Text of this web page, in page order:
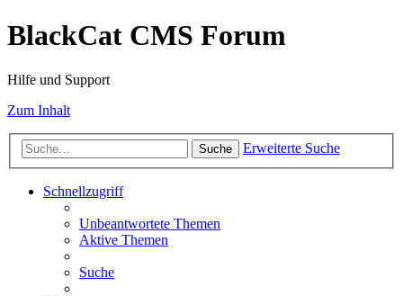
BlackCat CMS Forum
Hilfe und Support
Zum Inhalt
Suche Erweiterte Suche
Schnellzugriff
Unbeantwortete Themen
Aktive Themen
Suche